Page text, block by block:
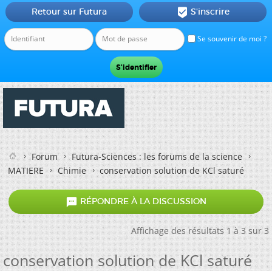
Se souvenir de moi ?
Retour sur Futura  S'inscrire
Forum
Futura-Sciences : les forums de la science
MATIERE
Chimie conservation solution de KCl saturé
 RÉPONDRE À LA DISCUSSION
Affichage des résultats 1 à 3 sur 3
conservation solution de KCl saturé